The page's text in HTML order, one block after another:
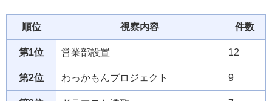
順位 視察内容 件数
第1位 営業部設置 12
第2位 わっかもんプロジェクト 9